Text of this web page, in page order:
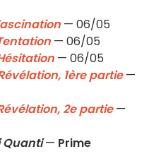
— 06/05
— 06/05
— 06/05
1ère partie—
2e partie—
Quanti— Prime